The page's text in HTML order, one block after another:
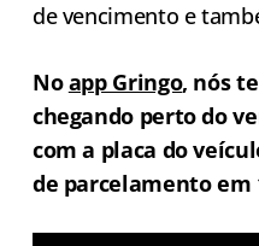
de vencimento e
Noapp Gringo, nós
chegando perto do
com a placa do
de parcelamento em